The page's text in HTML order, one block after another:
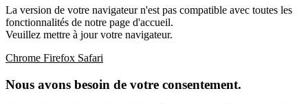
La version de votre navigateur n'est pas compatible avec toutes les
fonctionnalités de notre page d'accueil.
Veuillez mettre à jour votre navigateur.
Chrome Firefox Safari
Nous avons besoin de votre consentement.